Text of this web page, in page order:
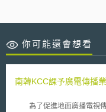
你可能還會想看
南韓KCC課予廣電傳播
為了促進地面廣播電視傳